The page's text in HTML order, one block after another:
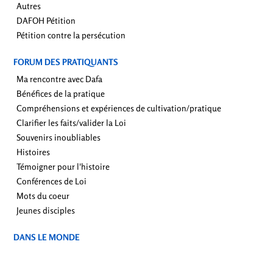
Autres
DAFOH Pétition
Pétition contre la persécution
FORUM DES PRATIQUANTS
Ma rencontre avec Dafa
Bénéfices de la pratique
Compréhensions et expériences de cultivation/pratique
Clarifier les faits/valider la Loi
Souvenirs inoubliables
Histoires
Témoigner pour l'histoire
Conférences de Loi
Mots du coeur
Jeunes disciples
DANS LE MONDE